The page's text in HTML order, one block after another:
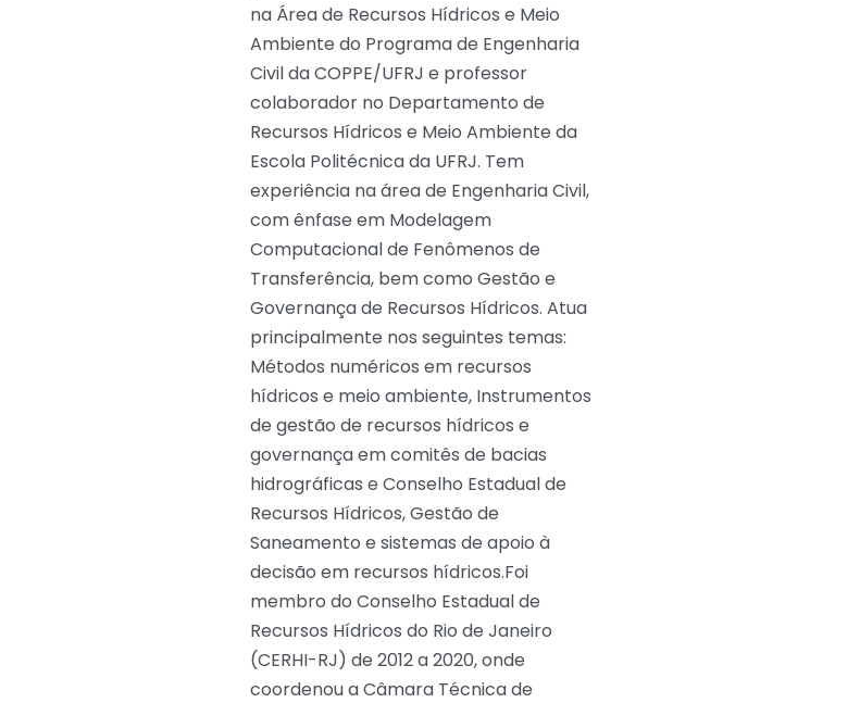
na Área de Recursos Hídricos e Meio
Ambiente do Programa de Engenharia
Civil da COPPE/UFRJ e professor
colaborador no Departamento de
Recursos Hídricos e Meio Ambiente da
Escola Politécnica da UFRJ. Tem
experiência na área de Engenharia Civil,
com ênfase em Modelagem
Computacional de Fenômenos de
Transferência, bem como Gestão e
Governança de Recursos Hídricos. Atua
principalmente nos seguintes temas:
Métodos numéricos em recursos
hídricos e meio ambiente, Instrumentos
de gestão de recursos hídricos e
governança em comitês de bacias
hidrográficas e Conselho Estadual de
Recursos Hídricos, Gestão de
Saneamento e sistemas de apoio à
decisão em recursos hídricos.Foi
membro do Conselho Estadual de
Recursos Hídricos do Rio de Janeiro
(CERHI-RJ) de 2012 a 2020, onde
coordenou a Câmara Técnica de